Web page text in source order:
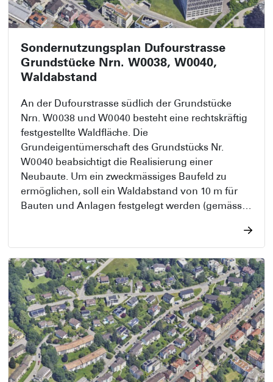
Sondernutzungsplan Dufourstrasse
Grundstücke Nrn. W0038, W0040,
Waldabstand
An der Dufourstrasse südlich der Grundstücke
Nrn. W0038 und W0040 besteht eine rechtskräftig
festgestellte Waldfläche. Die
Grundeigentümerschaft des Grundstücks Nr.
W0040 beabsichtigt die Realisierung einer
Neubaute. Um ein zweckmässiges Baufeld zu
ermöglichen, soll ein Waldabstand von 10 m für
Bauten und Anlagen festgelegt werden (gemäss
Waldabstandes wurde ein Waldabstandslinienplan
bzw. ein Sondernutzungsplan nach Art. 29 PBG
erstellt.